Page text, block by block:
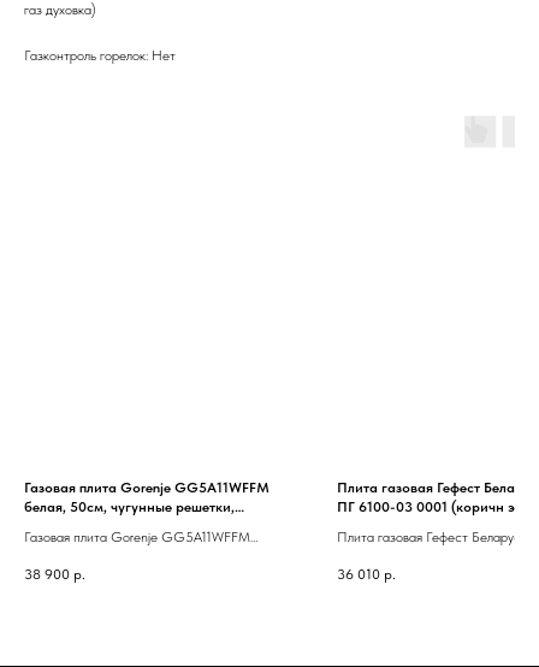
газ духовка)
Газконтроль горелок: Нет
Газовая плита Gorenje GG5A11WFFM
белая, 50см, чугунные решетки,
газконтроль
Газовая плита Gorenje GG5A11WFFM
крышка, розжиг в ручках, газконтроль
38 900 р.
Плита газовая Гефест
ПГ 6100-03 0001 (коричн
гриль, вертел)
Плита газовая Гефест Беларусь
решетки, эл.таймер, газ-контроль,
36 010 р.